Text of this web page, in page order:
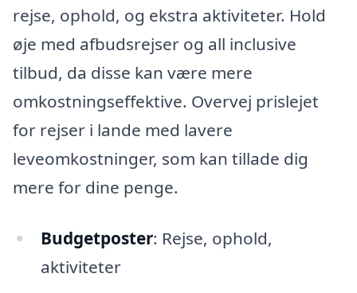
rejse, ophold, og ekstra aktiviteter. Hold
øje med afbudsrejser og all inclusive
tilbud, da disse kan være mere
omkostningseffektive. Overvej prislejet
for rejser i lande med lavere
leveomkostninger, som kan tillade dig
mere for dine penge.
Budgetposter: Rejse, ophold,
aktiviteter